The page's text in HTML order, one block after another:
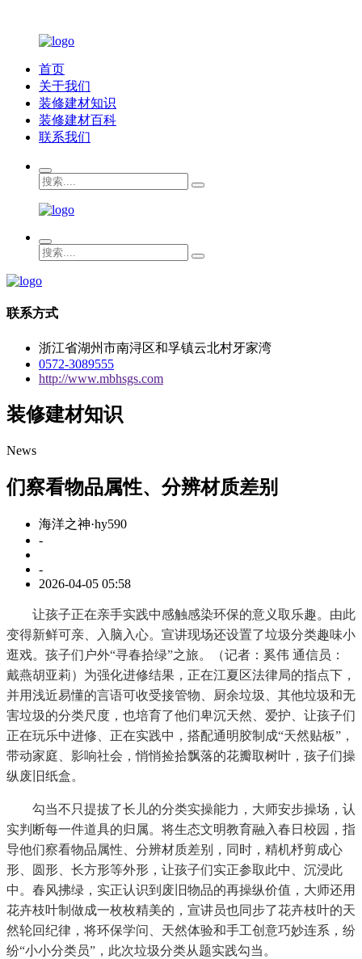
首页
关于我们
装修建材知识
装修建材百科
联系我们
联系方式
浙江省湖州市南浔区和孚镇云北村牙家湾
0572-3089555
http://www.mbhsgs.com
装修建材知识
News
们察看物品属性、分辨材质差别
海洋之神·hy590
-
-
2026-04-05 05:58
让孩子正在亲手实践中感触感染环保的意义取乐趣。由此
变得新鲜可亲、入脑入心。宣讲现场还设置了垃圾分类趣味小
逛戏。孩子们户外“寻春拾绿”之旅。（记者：奚伟 通信员：
戴燕胡亚莉）为强化进修结果，正在江夏区法律局的指点下，
并用浅近易懂的言语可收受接管物、厨余垃圾、其他垃圾和无
害垃圾的分类尺度，也培育了他们卑沉天然、爱护、让孩子们
正在玩乐中进修、正在实践中，搭配通明胶制成“天然贴板”，
带动家庭、影响社会，悄悄捡拾飘落的花瓣取树叶，孩子们操
纵废旧纸盒。
勾当不只提拔了长儿的分类实操能力，大师安步操场，认
实判断每一件道具的归属。将生态文明教育融入春日校园，指
导他们察看物品属性、分辨材质差别，同时，精机杼剪成心
形、圆形、长方形等外形，让孩子们实正参取此中、沉浸此
中。春风拂绿，实正认识到废旧物品的再操纵价值，大师还用
花卉枝叶制做成一枚枚精美的，宣讲员也同步了花卉枝叶的天
然轮回纪律，将环保学问、天然体验和手工创意巧妙连系，纷
纷“小小分类员”，此次垃圾分类从题实践勾当。